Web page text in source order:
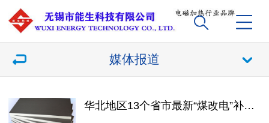
媒体报道
华北地区13个省市最新“煤改电”补贴标准及电价政策，太原每户不超2.74万